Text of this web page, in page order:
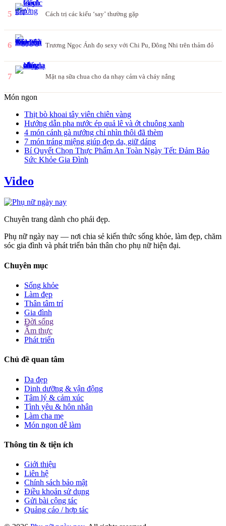
5 Cách trị các kiểu ‘say’ thường gặp
6 Trương Ngọc Ánh đọ sexy với Chi Pu, Đông Nhi trên thảm đỏ
7 Mặt nạ sữa chua cho da nhạy cảm và cháy nắng
Món ngon
Thịt bò khoai tây viên chiên vàng
Hướng dẫn pha nước ép quả lê và ớt chuông xanh
4 món cánh gà nướng chỉ nhìn thôi đã thèm
7 món tráng miệng giúp đẹp da, giữ dáng
Bí Quyết Chọn Thực Phẩm An Toàn Ngày Tết: Đảm Bảo
Sức Khỏe Gia Đình
Video
Chuyên trang dành cho phái đẹp.
Phụ nữ ngày nay — nơi chia sẻ kiến thức sống khỏe, làm đẹp, chăm
sóc gia đình và phát triển bản thân cho phụ nữ hiện đại.
Chuyên mục
Sống khỏe
Làm đẹp
Thân tâm trí
Gia đình
Đời sống
Ẩm thực
Phát triển
Chủ đề quan tâm
Da đẹp
Dinh dưỡng & vận động
Tâm lý & cảm xúc
Tình yêu & hôn nhân
Làm cha mẹ
Món ngon dễ làm
Thông tin & tiện ích
Giới thiệu
Liên hệ
Chính sách bảo mật
Điều khoản sử dụng
Gửi bài cộng tác
Quảng cáo / hợp tác